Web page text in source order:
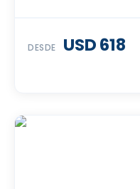
DESDE USD 618